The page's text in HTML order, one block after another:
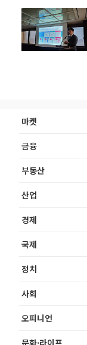
마켓
금융
부동산
산업
경제
국제
정치
사회
오피니언
문화·라이프